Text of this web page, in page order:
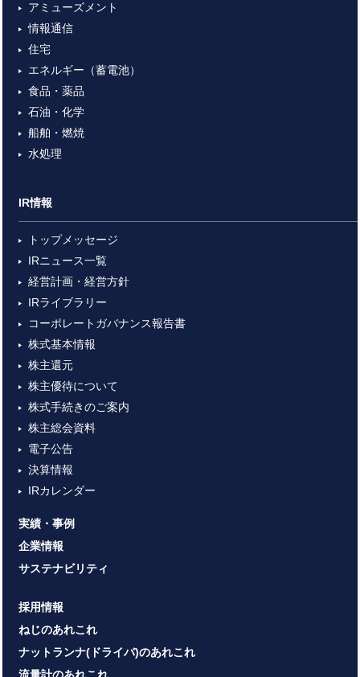
アミューズメント
情報通信
住宅
エネルギー（蓄電池）
食品・薬品
石油・化学
船舶・燃焼
水処理
IR情報
トップメッセージ
IRニュース一覧
経営計画・経営方針
IRライブラリー
コーポレートガバナンス報告書
株式基本情報
株主還元
株主優待について
株式手続きのご案内
株主総会資料
電子公告
決算情報
IRカレンダー
実績・事例
企業情報
サステナビリティ
採用情報
ねじのあれこれ
ナットランナ(ドライバ)のあれこれ